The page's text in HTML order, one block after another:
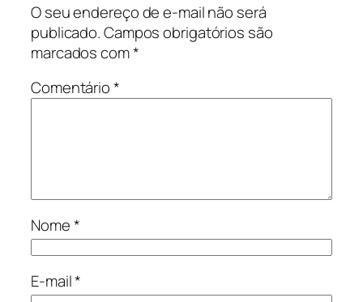
O seu endereço de e-mail não será
publicado.Campos obrigatórios são
marcados com*
Comentário*
Nome*
E-mail*